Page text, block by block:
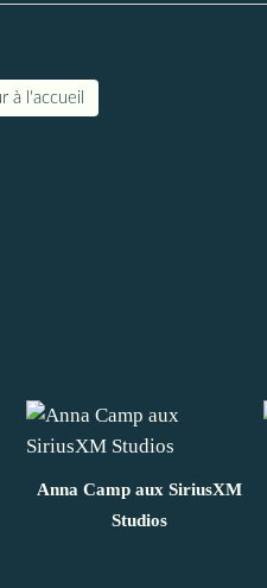
à l'accueil
Anna Camp aux SiriusXM
Studios